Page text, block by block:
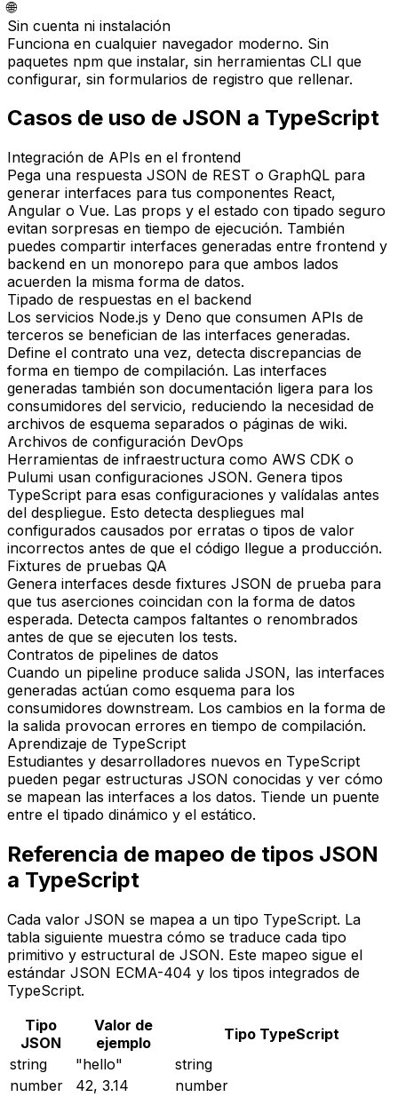
🌐
Sin cuenta ni instalación
Funciona en cualquier navegador moderno. Sin
paquetes npm que instalar, sin herramientas CLI que
configurar, sin formularios de registro que rellenar.
Casos de uso de JSON a TypeScript
Integración de APIs en el frontend
Pega una respuesta JSON de REST o GraphQL para
generar interfaces para tus componentes React,
Angular o Vue. Las props y el estado con tipado seguro
evitan sorpresas en tiempo de ejecución. También
puedes compartir interfaces generadas entre frontend y
backend en un monorepo para que ambos lados
acuerden la misma forma de datos.
Tipado de respuestas en el backend
Los servicios Node.js y Deno que consumen APIs de
terceros se benefician de las interfaces generadas.
Define el contrato una vez, detecta discrepancias de
forma en tiempo de compilación. Las interfaces
generadas también son documentación ligera para los
consumidores del servicio, reduciendo la necesidad de
archivos de esquema separados o páginas de wiki.
Archivos de configuración DevOps
Herramientas de infraestructura como AWS CDK o
Pulumi usan configuraciones JSON. Genera tipos
TypeScript para esas configuraciones y valídalas antes
del despliegue. Esto detecta despliegues mal
configurados causados por erratas o tipos de valor
incorrectos antes de que el código llegue a producción.
Fixtures de pruebas QA
Genera interfaces desde fixtures JSON de prueba para
que tus aserciones coincidan con la forma de datos
esperada. Detecta campos faltantes o renombrados
antes de que se ejecuten los tests.
Contratos de pipelines de datos
Cuando un pipeline produce salida JSON, las interfaces
generadas actúan como esquema para los
consumidores downstream. Los cambios en la forma de
la salida provocan errores en tiempo de compilación.
Aprendizaje de TypeScript
Estudiantes y desarrolladores nuevos en TypeScript
pueden pegar estructuras JSON conocidas y ver cómo
se mapean las interfaces a los datos. Tiende un puente
entre el tipado dinámico y el estático.
Referencia de mapeo de tipos JSON
a TypeScript
Cada valor JSON se mapea a un tipo TypeScript. La
tabla siguiente muestra cómo se traduce cada tipo
primitivo y estructural de JSON. Este mapeo sigue el
estándar JSON ECMA-404 y los tipos integrados de
TypeScript.
Tipo
JSON
Valor de
ejemplo
Tipo TypeScript
string
"hello"
string
number
42, 3.14
number